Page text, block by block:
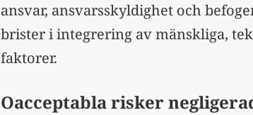
ansvar, ansvarsskyldighet och
brister i integrering av mänskliga,
faktorer.
Oacceptabla risker